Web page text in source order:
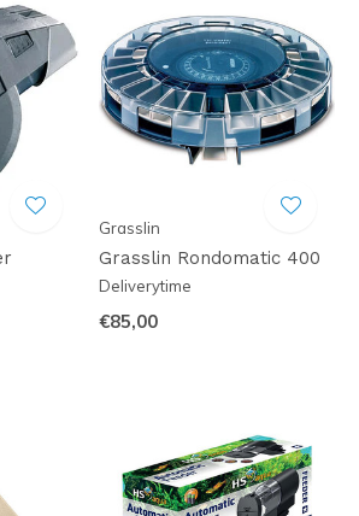
Grasslin
Grasslin Rondomatic 400
Deliverytime
€85,00